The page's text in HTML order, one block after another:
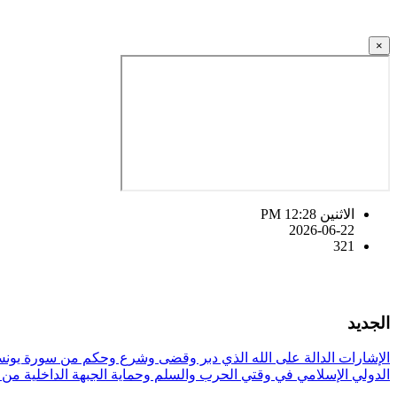
×
الاثنين PM 12:28
2026-06-22
321
الجديد
الإشارات الدالة على الله الذي دبر وقضى وشرع وحكم من سورة
الدولي الإسلامي في وقتي الحرب والسلم وحماية الجبهة الداخلية من